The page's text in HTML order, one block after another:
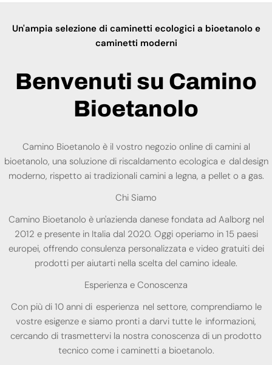
Un'ampia selezione di caminetti ecologici a bioetanolo e
caminetti moderni
Benvenuti su Camino
Bioetanolo
Camino Bioetanolo è il vostro negozio online di camini al
bioetanolo, una soluzione di riscaldamento ecologica e dal design
moderno, rispetto ai tradizionali camini a legna, a pellet o a gas.
Chi Siamo
Camino Bioetanolo è un'azienda danese fondata ad Aalborg nel
2012 e presente in Italia dal 2020. Oggi operiamo in 15 paesi
europei, offrendo consulenza personalizzata e video gratuiti dei
prodotti per aiutarti nella scelta del camino ideale.
Esperienza e Conoscenza
Con più di 10 anni di esperienza nel settore, comprendiamo le
vostre esigenze e siamo pronti a darvi tutte le informazioni,
cercando di trasmettervi la nostra conoscenza di un prodotto
tecnico come i caminetti a bioetanolo.